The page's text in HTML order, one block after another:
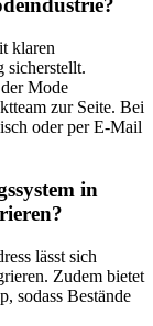
klaren
sicherstellt.
Mode
zur Seite. Bei
oder per E-Mail
in
lässt sich
Zudem bietet
sodass Bestände